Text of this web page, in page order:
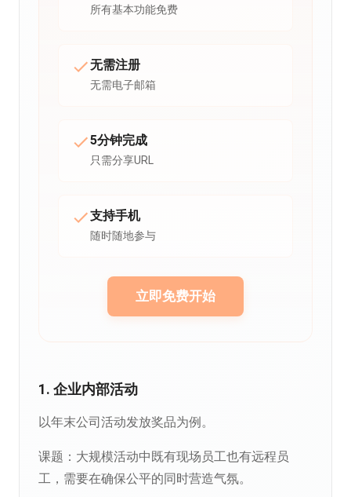
所有基本功能免费
无需注册
无需电子邮箱
5分钟完成
只需分享URL
支持手机
随时随地参与
立即免费开始
1. 企业内部活动
以年末公司活动发放奖品为例。
课题：大规模活动中既有现场员工也有远程员
工，需要在确保公平的同时营造气氛。